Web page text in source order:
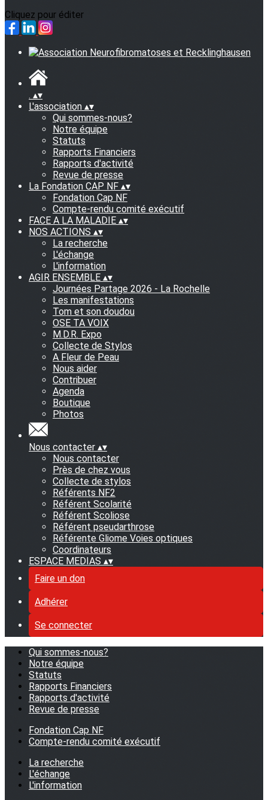
Cliquez pour éditer
. ▴▾
L'association ▴▾
Qui sommes-nous?
Notre équipe
Statuts
Rapports Financiers
Rapports d'activité
Revue de presse
La Fondation CAP NF ▴▾
Fondation Cap NF
Compte-rendu comité exécutif
FACE A LA MALADIE ▴▾
NOS ACTIONS ▴▾
La recherche
L'échange
L'information
AGIR ENSEMBLE ▴▾
Journées Partage 2026 - La Rochelle
Les manifestations
Tom et son doudou
OSE TA VOIX
M.D.R. Expo
Collecte de Stylos
A Fleur de Peau
Nous aider
Contribuer
Agenda
Boutique
Photos
Nous contacter ▴▾
Nous contacter
Près de chez vous
Collecte de stylos
Référents NF2
Référent Scolarité
Référent Scoliose
Référent pseudarthrose
Référente Gliome Voies optiques
Coordinateurs
ESPACE MEDIAS ▴▾
Faire un don
Adhérer
Se connecter
Qui sommes-nous?
Notre équipe
Statuts
Rapports Financiers
Rapports d'activité
Revue de presse
Fondation Cap NF
Compte-rendu comité exécutif
La recherche
L'échange
L'information